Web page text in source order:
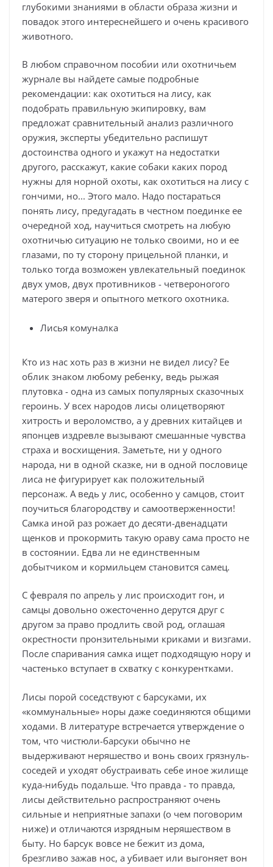
глубокими знаниями в области образа жизни и
повадок этого интереснейшего и очень красивого
животного.
В любом справочном пособии или охотничьем
журнале вы найдете самые подробные
рекомендации: как охотиться на лису, как
подобрать правильную экипировку, вам
предложат сравнительный анализ различного
оружия, эксперты убедительно распишут
достоинства одного и укажут на недостатки
другого, расскажут, какие собаки каких пород
нужны для норной охоты, как охотиться на лису с
гончими, но... Этого мало. Надо постараться
понять лису, предугадать в честном поединке ее
очередной ход, научиться смотреть на любую
охотничью ситуацию не только своими, но и ее
глазами, по ту сторону прицельной планки, и
только тогда возможен увлекательный поединок
двух умов, двух противников - четвероногого
матерого зверя и опытного меткого охотника.
Лисья комуналка
Кто из нас хоть раз в жизни не видел лису? Ее
облик знаком любому ребенку, ведь рыжая
плутовка - одна из самых популярных сказочных
героинь. У всех народов лисы олицетворяют
хитрость и вероломство, а у древних китайцев и
японцев издревле вызывают смешанные чувства
страха и восхищения. Заметьте, ни у одного
народа, ни в одной сказке, ни в одной пословице
лиса не фигурирует как положительный
персонаж. А ведь у лис, особенно у самцов, стоит
поучиться благородству и самоотверженности!
Самка иной раз рожает до десяти-двенадцати
щенков и прокормить такую ораву сама просто не
в состоянии. Едва ли не единственным
добытчиком и кормильцем становится самец.
С февраля по апрель у лис происходит гон, и
самцы довольно ожесточенно дерутся друг с
другом за право продлить свой род, оглашая
окрестности пронзительными криками и визгами.
После спаривания самка ищет подходящую нору и
частенько вступает в схватку с конкурентками.
Лисы порой соседствуют с барсуками, их
«коммунальные» норы даже соединяются общими
ходами. В литературе встречается утверждение о
том, что чистюли-барсуки обычно не
выдерживают неряшество и вонь своих грязнуль-
соседей и уходят обустраивать себе иное жилище
куда-нибудь подальше. Что правда - то правда,
лисы действительно распространяют очень
сильные и неприятные запахи (о чем поговорим
ниже) и отличаются изрядным неряшеством в
быту. Но барсук вовсе не бежит из дома,
брезгливо зажав нос, а убивает или выгоняет вон